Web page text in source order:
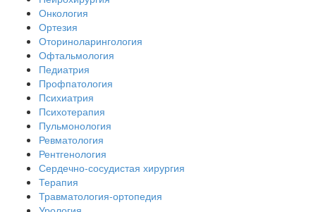
Онкология
Ортезия
Оториноларингология
Офтальмология
Педиатрия
Профпатология
Психиатрия
Психотерапия
Пульмонология
Ревматология
Рентгенология
Сердечно-сосудистая хирургия
Терапия
Травматология-ортопедия